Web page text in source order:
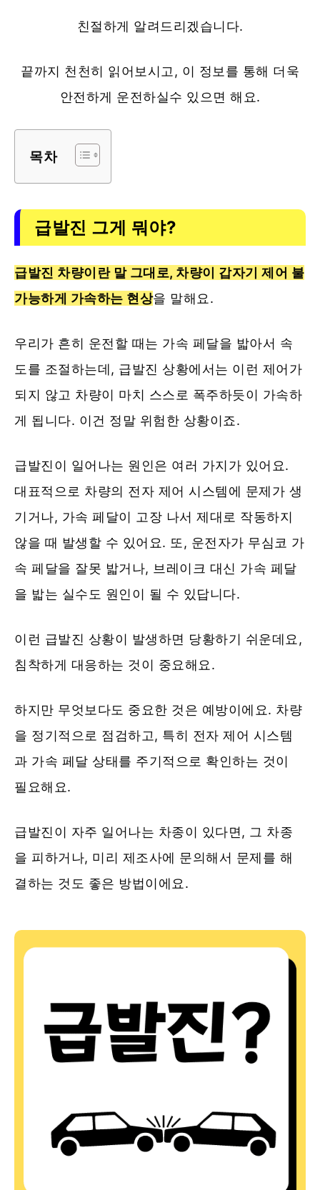
친절하게 알려드리겠습니다.
끝까지 천천히 읽어보시고, 이 정보를 통해 더욱
안전하게 운전하실수 있으면 해요.
목차
급발진 그게 뭐야?
급발진 차량이란 말 그대로, 차량이 갑자기 제어 불
가능하게 가속하는 현상을 말해요.
우리가 흔히 운전할 때는 가속 페달을 밟아서 속
도를 조절하는데, 급발진 상황에서는 이런 제어가
되지 않고 차량이 마치 스스로 폭주하듯이 가속하
게 됩니다. 이건 정말 위험한 상황이죠.
급발진이 일어나는 원인은 여러 가지가 있어요.
대표적으로 차량의 전자 제어 시스템에 문제가 생
기거나, 가속 페달이 고장 나서 제대로 작동하지
않을 때 발생할 수 있어요. 또, 운전자가 무심코 가
속 페달을 잘못 밟거나, 브레이크 대신 가속 페달
을 밟는 실수도 원인이 될 수 있답니다.
이런 급발진 상황이 발생하면 당황하기 쉬운데요,
침착하게 대응하는 것이 중요해요.
하지만 무엇보다도 중요한 것은 예방이에요. 차량
을 정기적으로 점검하고, 특히 전자 제어 시스템
과 가속 페달 상태를 주기적으로 확인하는 것이
필요해요.
급발진이 자주 일어나는 차종이 있다면, 그 차종
을 피하거나, 미리 제조사에 문의해서 문제를 해
결하는 것도 좋은 방법이에요.